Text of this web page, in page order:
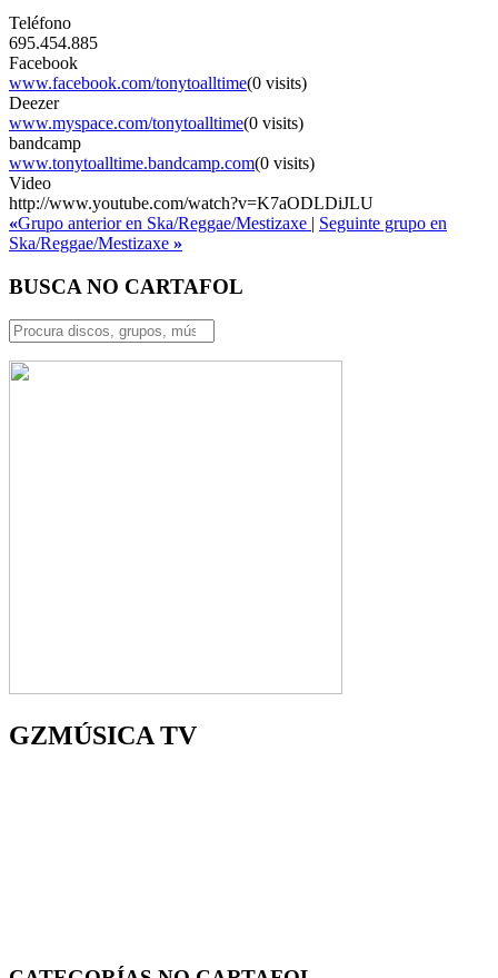
Teléfono
695.454.885
Facebook
www.facebook.com/tonytoalltime(0 visits)
Deezer
www.myspace.com/tonytoalltime(0 visits)
bandcamp
www.tonytoalltime.bandcamp.com(0 visits)
Video
http://www.youtube.com/watch?v=K7aODLDiJLU
«Grupo anterior en Ska/Reggae/Mestizaxe | Seguinte grupo en
Ska/Reggae/Mestizaxe »
BUSCA NO CARTAFOL
GZMÚSICA TV